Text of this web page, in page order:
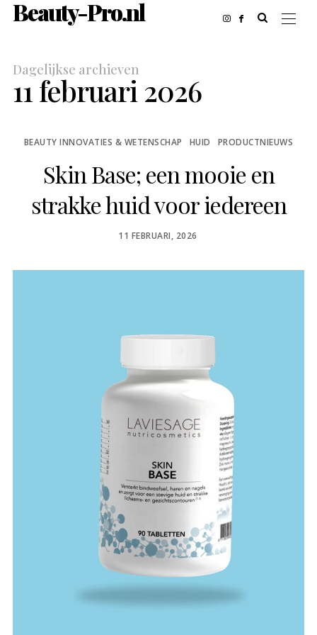
Beauty-Pro.nl
Dagelijkse archieven
11 februari 2026
BEAUTY INNOVATIES & WETENSCHAP HUID PRODUCTNIEUWS
Skin Base; een mooie en
strakke huid voor iedereen
POSTED
11 FEBRUARI, 2026